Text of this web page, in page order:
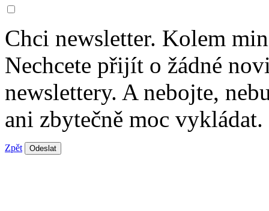
Chci newsletter. Kolem
Nechcete přijít o žádné
newslettery. A nebojte,
ani zbytečně moc vykládat.
Zpět Odeslat